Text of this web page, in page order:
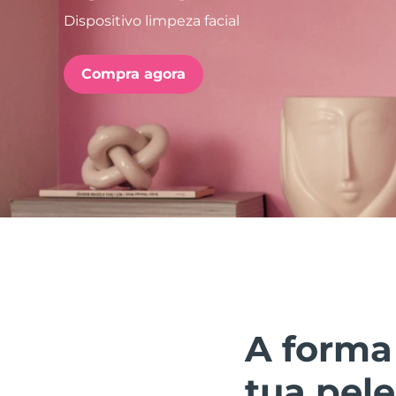
Dispositivo limpeza facial
Compra agora
A
issa™ Teeth Whitening Set
FAQ™ Dual LED Panel
POPULAR